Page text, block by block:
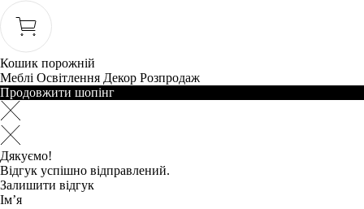
Кошик порожній
Меблі Освітлення Декор Розпродаж
Продовжити шопінг
Дякуємо!
Відгук успішно відправлений.
Залишити відгук
Ім’я